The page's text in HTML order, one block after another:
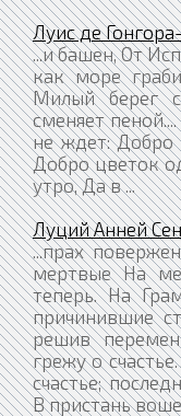
Луис де
...и башен, От
как море
Милый берег
сменяет
не ждет: Добро
Добро цветок
утро, Да в ...
Луций Анней
...прах
мертвые На
теперь. На
причинившие
решив
грежу о
счастье;
В пристань